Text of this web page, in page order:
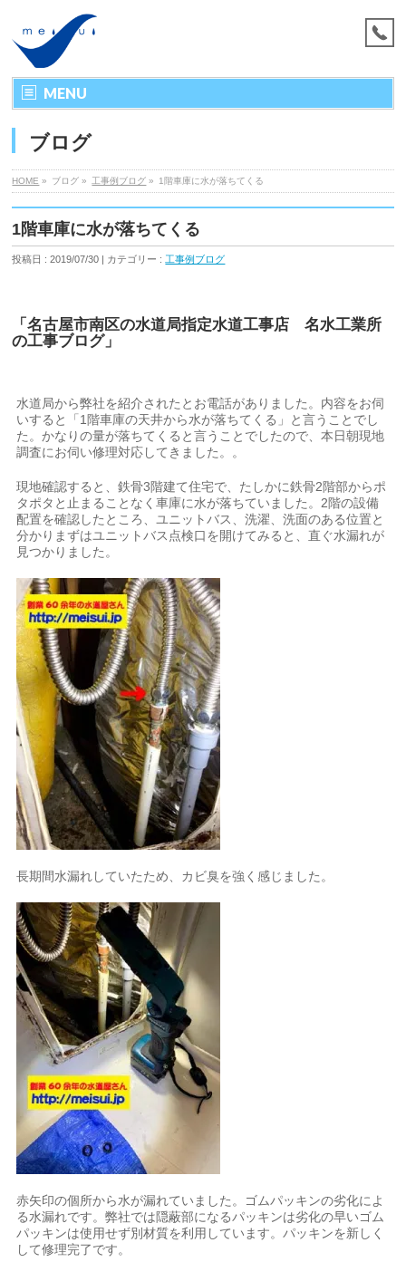
MENU
ブログ
HOME » ブログ » 工事例ブログ » 1階車庫に水が落ちてくる
1階車庫に水が落ちてくる
投稿日 : 2019/07/30 | カテゴリー : 工事例ブログ
「名古屋市南区の水道局指定水道工事店 名水工業所
の工事ブログ」
水道局から弊社を紹介されたとお電話がありました。内容をお伺
いすると「1階車庫の天井から水が落ちてくる」と言うことでし
た。かなりの量が落ちてくると言うことでしたので、本日朝現地
調査にお伺い修理対応してきました。。
現地確認すると、鉄骨3階建て住宅で、たしかに鉄骨2階部からポ
タポタと止まることなく車庫に水が落ちていました。2階の設備
配置を確認したところ、ユニットバス、洗濯、洗面のある位置と
分かりまずはユニットバス点検口を開けてみると、直ぐ水漏れが
見つかりました。
長期間水漏れしていたため、カビ臭を強く感じました。
赤矢印の個所から水が漏れていました。ゴムパッキンの劣化によ
る水漏れです。弊社では隠蔽部になるパッキンは劣化の早いゴム
パッキンは使用せず別材質を利用しています。パッキンを新しく
して修理完了です。